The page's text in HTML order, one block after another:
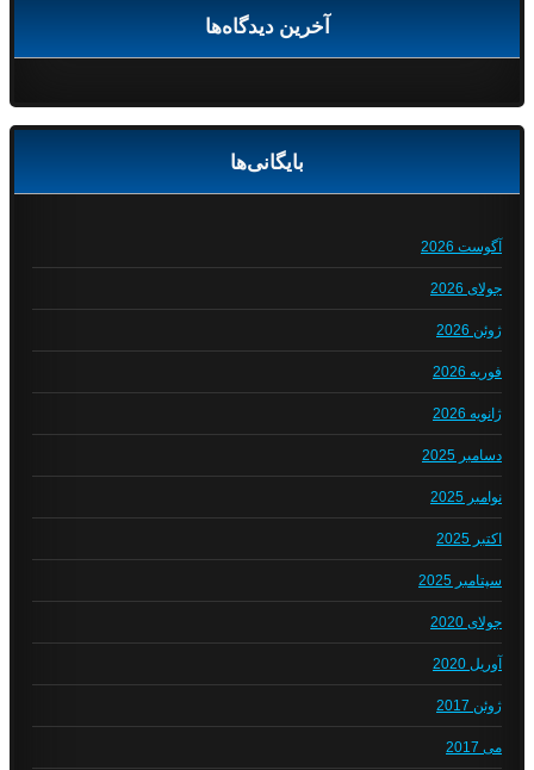
آخرین دیدگاه‌ها
بایگانی‌ها
آگوست 2026
جولای 2026
ژوئن 2026
فوریه 2026
ژانویه 2026
دسامبر 2025
نوامبر 2025
اکتبر 2025
سپتامبر 2025
جولای 2020
آوریل 2020
ژوئن 2017
می 2017